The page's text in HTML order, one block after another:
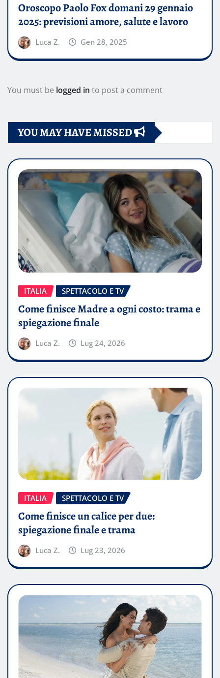
Oroscopo Paolo Fox domani 29 gennaio
2025: previsioni amore, salute e lavoro
Luca Z. Gen 28, 2025
You must be logged in to post a comment
YOU MAY HAVE MISSED
ITALIA SPETTACOLO E TV
Come finisce Madre a ogni costo: trama e
spiegazione finale
Luca Z. Lug 24, 2026
ITALIA SPETTACOLO E TV
Come finisce un calice per due:
spiegazione finale e trama
Luca Z. Lug 23, 2026